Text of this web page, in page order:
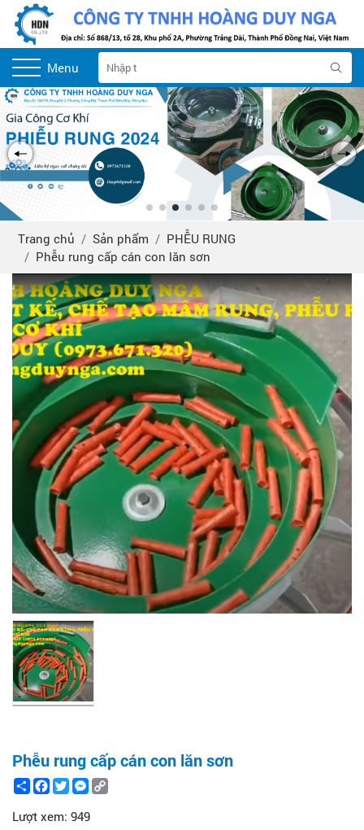
Menu
Trang chủ Sản phẩm
PHỄU RUNG
Phễu rung cấp cán con lăn sơn
Phễu rung cấp cán con lăn sơn
ShareFacebook
TwitterMessenger
Lượt xem: 949